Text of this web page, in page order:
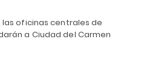
oficinas centrales de
a Ciudad del Carmen